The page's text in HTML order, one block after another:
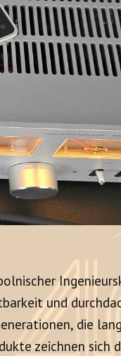
und
die
zeichnen sich